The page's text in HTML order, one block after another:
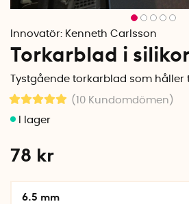
Innovatör: Kenneth Carlsson
Torkarblad i
Tystgående torkarblad som
(10 Kundomdömen )
78 kr
6.5 mm